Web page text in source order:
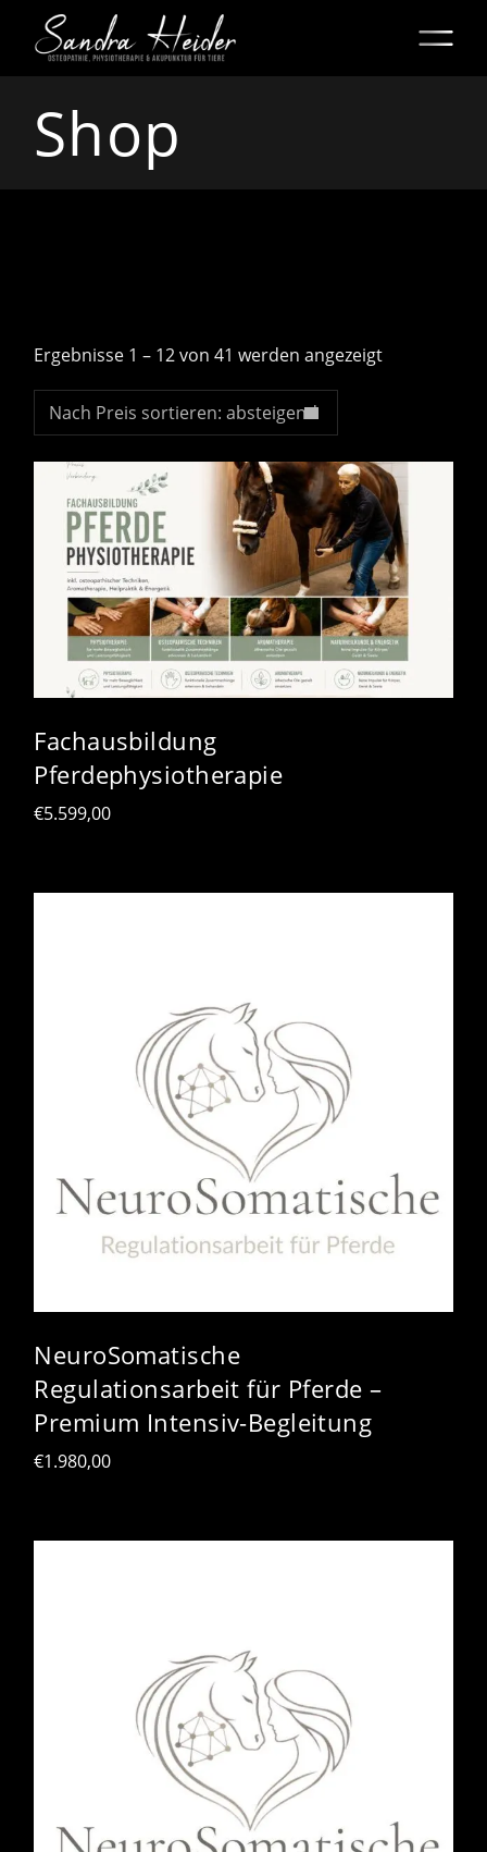
content
Shop
Ergebnisse 1 – 12 von 41 werden angezeigtNach
Preis
Nach Preis sortieren: absteigend
Fachausbildung
Pferdephysiotherapie
€5.599,00
NeuroSomatische
Regulationsarbeit für Pferde –
Premium Intensiv-Begleitung
€1.980,00